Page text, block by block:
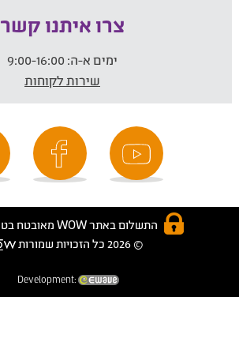
צרו איתנו קשר
ימים א-ה:
שירות לקוחות
התשלום באתר WOW מאובטח בטכנולוגית SSL
© 2026 כל הזכויות שמורות
Development: